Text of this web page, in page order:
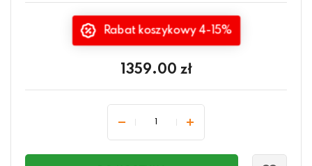
Rabat koszykowy 4-15%
1359.00 zł